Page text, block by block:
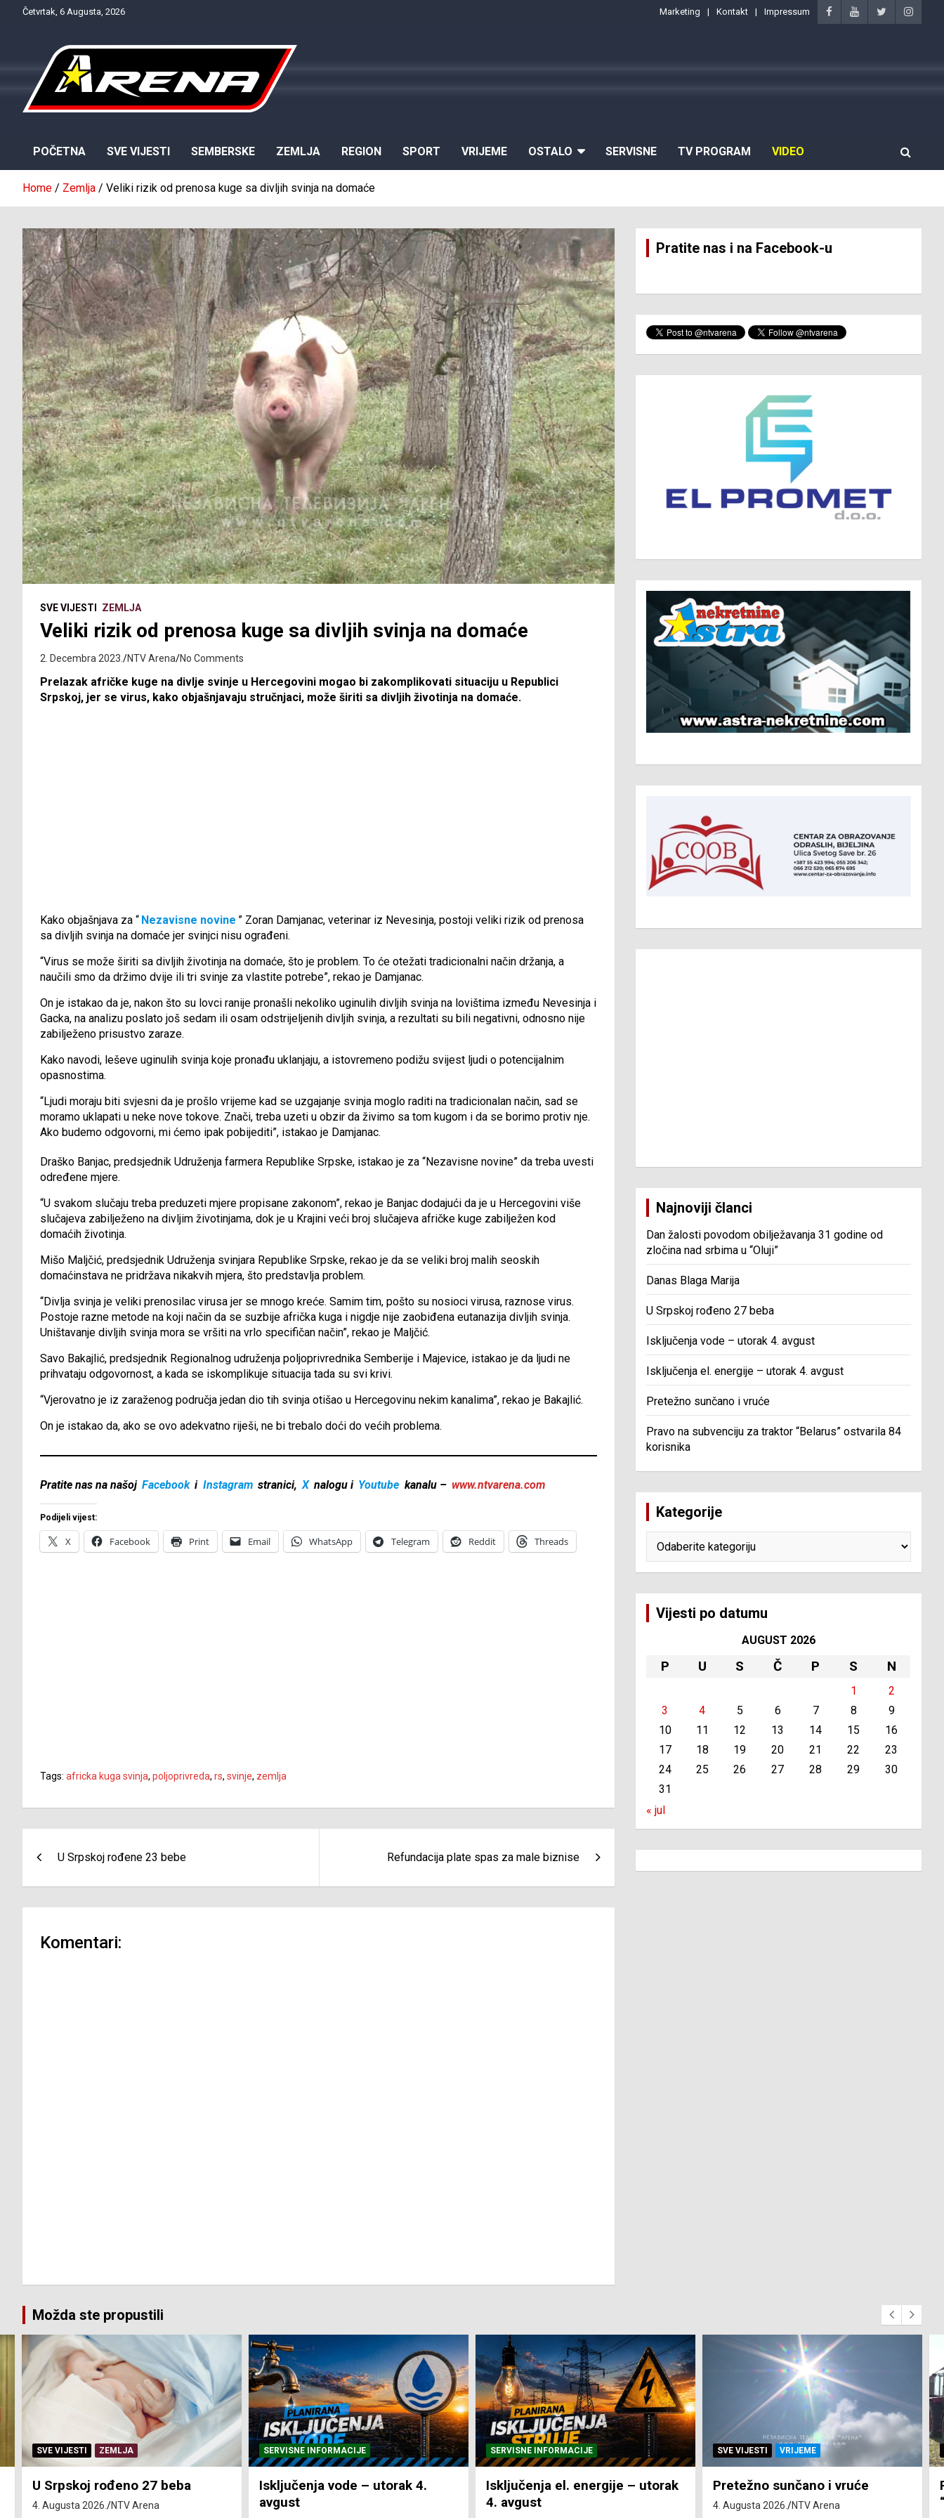
Četvrtak, 6 Augusta, 2026 Marketing Kontakt Impressum
POČETNA SVE VIJESTI SEMBERSKE ZEMLJA REGION SPORT VRIJEME OSTALO SERVISNE TV PROGRAM VIDEO
Home Zemlja Veliki rizik od prenosa kuge sa divljih svinja na domaće
SVE VIJESTI ZEMLJA
Veliki rizik od prenosa kuge sa divljih svinja na domaće
2. Decembra 2023. NTV Arena No Comments
Prelazak afričke kuge na divlje svinje u Hercegovini mogao bi zakomplikovati situaciju u Republici
Srpskoj, jer se virus, kako objašnjavaju stručnjaci, može širiti sa divljih životinja na domaće.
Kako objašnjava za “ Nezavisne novine ” Zoran Damjanac, veterinar iz Nevesinja, postoji veliki rizik od prenosa
sa divljih svinja na domaće jer svinjci nisu ograđeni.
“Virus se može širiti sa divljih životinja na domaće, što je problem. To će otežati tradicionalni način držanja, a
naučili smo da držimo dvije ili tri svinje za vlastite potrebe”, rekao je Damjanac.
On je istakao da je, nakon što su lovci ranije pronašli nekoliko uginulih divljih svinja na lovištima između Nevesinja i
Gacka, na analizu poslato još sedam ili osam odstrijeljenih divljih svinja, a rezultati su bili negativni, odnosno nije
zabilježeno prisustvo zaraze.
Kako navodi, leševe uginulih svinja koje pronađu uklanjaju, a istovremeno podižu svijest ljudi o potencijalnim
opasnostima.
“Ljudi moraju biti svjesni da je prošlo vrijeme kad se uzgajanje svinja moglo raditi na tradicionalan način, sad se
moramo uklapati u neke nove tokove. Znači, treba uzeti u obzir da živimo sa tom kugom i da se borimo protiv nje.
Ako budemo odgovorni, mi ćemo ipak pobijediti”, istakao je Damjanac.
Draško Banjac, predsjednik Udruženja farmera Republike Srpske, istakao je za “Nezavisne novine” da treba uvesti
određene mjere.
“U svakom slučaju treba preduzeti mjere propisane zakonom”, rekao je Banjac dodajući da je u Hercegovini više
slučajeva zabilježeno na divljim životinjama, dok je u Krajini veći broj slučajeva afričke kuge zabilježen kod
domaćih životinja.
Mišo Maljčić, predsjednik Udruženja svinjara Republike Srpske, rekao je da se veliki broj malih seoskih
domaćinstava ne pridržava nikakvih mjera, što predstavlja problem.
“Divlja svinja je veliki prenosilac virusa jer se mnogo kreće. Samim tim, pošto su nosioci virusa, raznose virus.
Postoje razne metode na koji način da se suzbije afrička kuga i nigdje nije zaobiđena eutanazija divljih svinja.
Uništavanje divljih svinja mora se vršiti na vrlo specifičan način”, rekao je Maljčić.
Savo Bakajlić, predsjednik Regionalnog udruženja poljoprivrednika Semberije i Majevice, istakao je da ljudi ne
prihvataju odgovornost, a kada se iskomplikuje situacija tada su svi krivi.
“Vjerovatno je iz zaraženog područja jedan dio tih svinja otišao u Hercegovinu nekim kanalima”, rekao je Bakajlić.
On je istakao da, ako se ovo adekvatno riješi, ne bi trebalo doći do većih problema.
Pratite nas na našoj Facebook i Instagram stranici, X nalogu i Youtube kanalu – www.ntvarena.com
Podijeli vijest:
X Facebook Print Email WhatsApp Telegram Reddit Threads
Tags: africka kuga svinja, poljoprivreda, rs, svinje, zemlja
članaka
U Srpskoj rođene 23 bebe Refundacija plate spas za male biznise
Komentari:
Pratite nas i na Facebook-u
Najnoviji članci
Dan žalosti povodom obilježavanja 31 godine od
zločina nad srbima u “Oluji”
Danas Blaga Marija
U Srpskoj rođeno 27 beba
Isključenja vode – utorak 4. avgust
Isključenja el. energije – utorak 4. avgust
Pretežno sunčano i vruće
Pravo na subvenciju za traktor “Belarus” ostvarila 84
korisnika
Kategorije
Vijesti po datumu
AUGUST 2026
P U S Č P S N
1
2
3
4 5 6 7 8
9
10
11 12 13 14 15
16
17
18 19 20 21 22
23
24
25 26 27 28 29
30
31
« jul
Možda ste propustili
SERVISNE INFORMACIJE
Isključenja vode – utorak 4.
avgust
SERVISNE INFORMACIJE
Isključenja el. energije – utorak
4. avgust
SVE VIJESTI VRIJEME
Pretežno sunčano i vruće
4. Augusta 2026.
SVE VIJESTI ZEMLJA
Pravo na subvenciju za traktor
“Belarus” ostvarila 84 korisnika